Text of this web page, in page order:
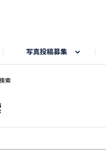
者エリア
写真投稿募集
の絶景
ミュニティガイド
索